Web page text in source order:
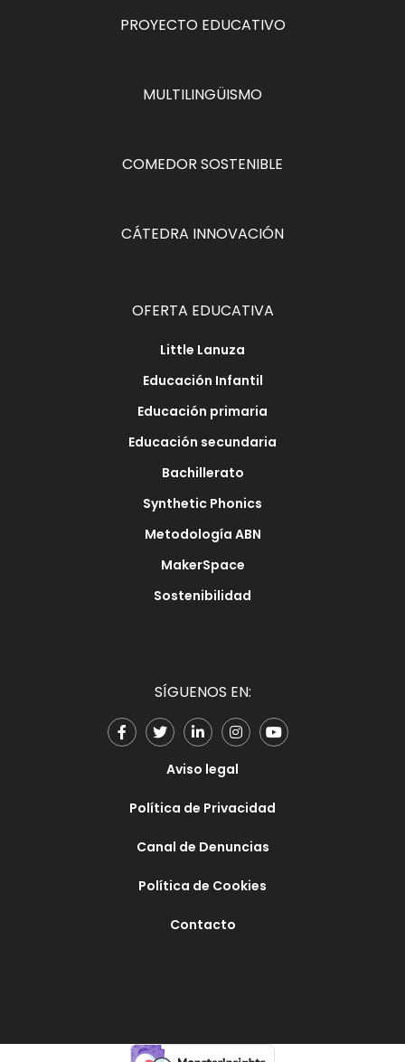
PROYECTO EDUCATIVO
MULTILINGÜISMO
COMEDOR SOSTENIBLE
CÁTEDRA INNOVACIÓN
OFERTA EDUCATIVA
Little Lanuza
Educación Infantil
Educación primaria
Educación secundaria
Bachillerato
Synthetic Phonics
Metodología ABN
MakerSpace
Sostenibilidad
SÍGUENOS EN:
Aviso legal
Política de Privacidad
Canal de Denuncias
Política de Cookies
Contacto